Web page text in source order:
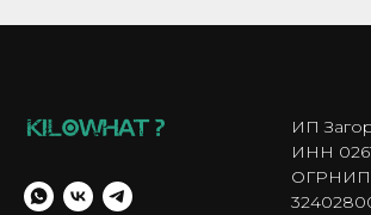
ИП
ИНН
ОГРНИП